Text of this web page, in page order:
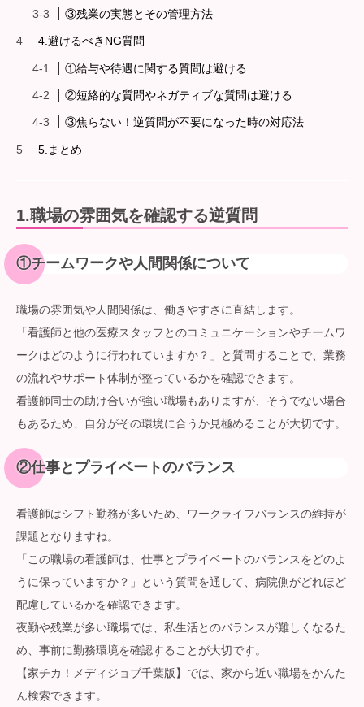
③残業の実態とその管理方法
4.避けるべきNG質問
①給与や待遇に関する質問は避ける
②短絡的な質問やネガティブな質問は避ける
③焦らない！逆質問が不要になった時の対応法
5.まとめ
1.職場の雰囲気を確認する逆質問
①チームワークや人間関係について
職場の雰囲気や人間関係は、働きやすさに直結します。
「看護師と他の医療スタッフとのコミュニケーションやチームワ
ークはどのように行われていますか？」と質問することで、業務
の流れやサポート体制が整っているかを確認できます。
看護師同士の助け合いが強い職場もありますが、そうでない場合
もあるため、自分がその環境に合うか見極めることが大切です。
②仕事とプライベートのバランス
看護師はシフト勤務が多いため、ワークライフバランスの維持が
課題となりますね。
「この職場の看護師は、仕事とプライベートのバランスをどのよ
うに保っていますか？」という質問を通して、病院側がどれほど
配慮しているかを確認できます。
夜勤や残業が多い職場では、私生活とのバランスが難しくなるた
め、事前に勤務環境を確認することが大切です。
【家チカ！メディジョブ千葉版】では、家から近い職場をかんた
ん検索できます。